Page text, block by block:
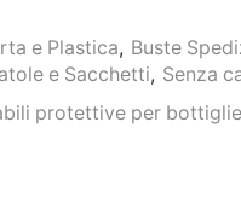
e Plastica, Buste
e Sacchetti, Senza
protettive per bottiglie